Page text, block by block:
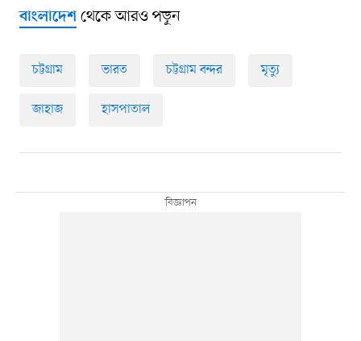
বাংলাদেশথেকে আরও পড়ুন
চট্টগ্রাম ভারত চট্টগ্রাম বন্দর মৃত্যু
জাহাজ হাসপাতাল